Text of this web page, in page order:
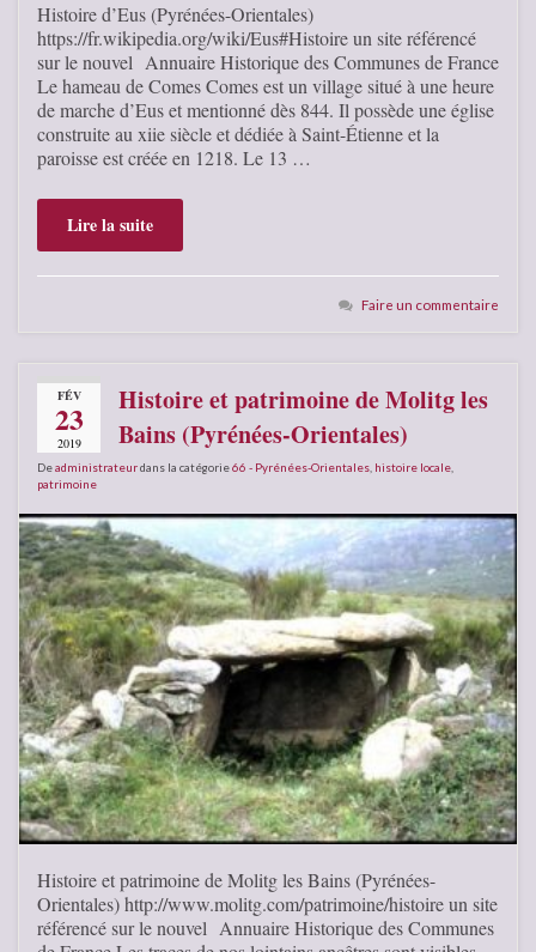
Histoire d’Eus (Pyrénées-Orientales)
https://fr.wikipedia.org/wiki/Eus#Histoire un site référencé
sur le nouvel Annuaire Historique des Communes de France
Le hameau de Comes Comes est un village situé à une heure
de marche d’Eus et mentionné dès 844. Il possède une église
construite au xiie siècle et dédiée à Saint-Étienne et la
paroisse est créée en 1218. Le 13 …
Lire la suite
Faire un commentaire
FÉV
23
2019
Histoire et patrimoine de Molitg les
Bains (Pyrénées-Orientales)
Deadministrateurdans la catégorie66 - Pyrénées-Orientales, histoire locale,
patrimoine
Histoire et patrimoine de Molitg les Bains (Pyrénées-
Orientales) http://www.molitg.com/patrimoine/histoire un site
référencé sur le nouvel Annuaire Historique des Communes